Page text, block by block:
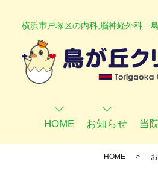
横浜市戸塚区の内科,脳神経外科
HOME お知らせ 当
HOME